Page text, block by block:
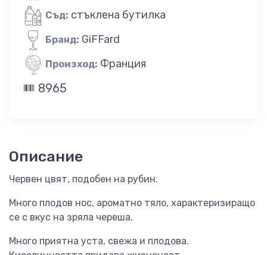
Съд: стъклена бутилка
Бранд: GiFFard
Произход: Франция
8965
Описание
Червен цвят, подобен на рубин.
Много плодов нос, ароматно тяло, характеризиращо
се с вкус на зряла череша.
Много приятна уста, свежа и плодова.